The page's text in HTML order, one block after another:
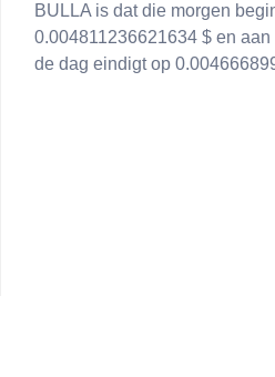
BULLA is dat die morgen
0.004811236621634 $ en aan
de dag eindigt op